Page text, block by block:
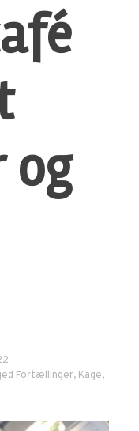
Fortællinger, Kage,